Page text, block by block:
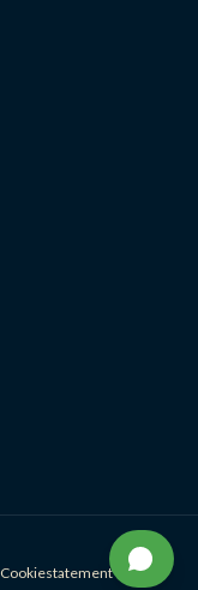
Cookiestatement